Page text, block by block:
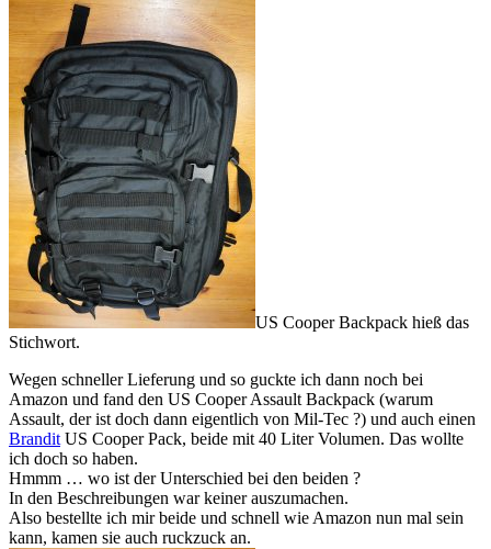
US Cooper Backpack hieß das
Stichwort.
Wegen schneller Lieferung und so guckte ich dann noch bei
Amazon und fand den US Cooper Assault Backpack (warum
Assault, der ist doch dann eigentlich von Mil-Tec ?) und auch einen
Brandit US Cooper Pack, beide mit 40 Liter Volumen. Das wollte
ich doch so haben.
Hmmm … wo ist der Unterschied bei den beiden ?
In den Beschreibungen war keiner auszumachen.
Also bestellte ich mir beide und schnell wie Amazon nun mal sein
kann, kamen sie auch ruckzuck an.